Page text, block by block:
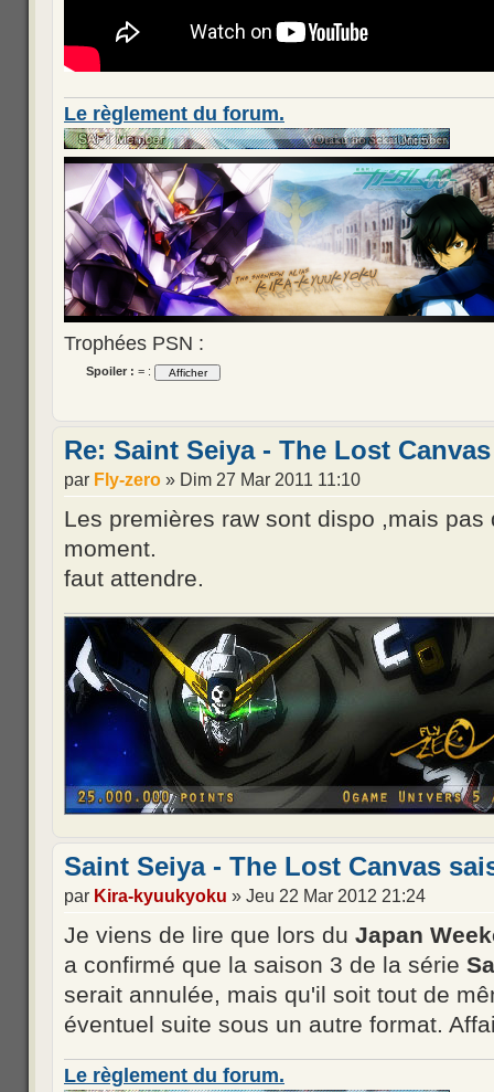
Le règlement du forum.
Trophées PSN :
Spoiler : = :
Re: Saint Seiya - The Lost Canvas
par Fly-zero » Dim 27 Mar 2011 11:10
Les premières raw sont dispo ,mais
moment.
faut attendre.
Saint Seiya - The Lost Canvas
par Kira-kyuukyoku » Jeu 22 Mar 2012 21:24
Je viens de lire que lors du Japan
a confirmé que la saison 3 de la série
serait annulée, mais qu'il soit tout de
éventuel suite sous un autre format.
Le règlement du forum.